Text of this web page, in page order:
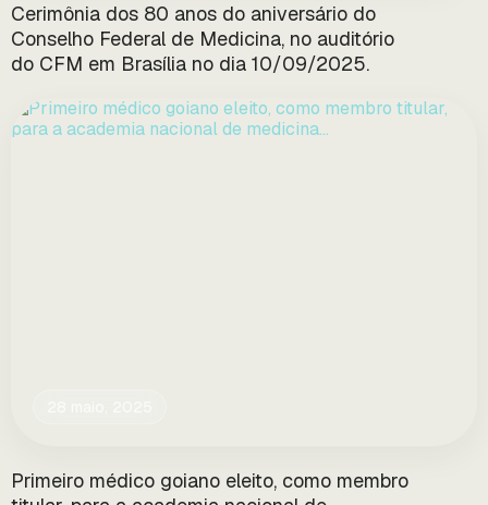
Cerimônia dos 80 anos do aniversário do
Conselho Federal de Medicina, no auditório
do CFM em Brasília no dia 10/09/2025.
Primeiro médico goiano eleito, como membro